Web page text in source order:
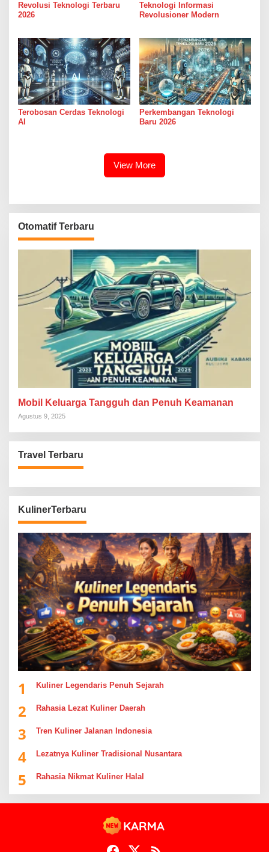
Revolusi Teknologi Terbaru
2026
Teknologi Informasi
Revolusioner Modern
Terobosan Cerdas Teknologi
AI
Perkembangan Teknologi
Baru 2026
View More
Otomatif Terbaru
Mobil Keluarga Tangguh dan Penuh Keamanan
Agustus 9, 2025
Travel Terbaru
KulinerTerbaru
1 Kuliner Legendaris Penuh Sejarah
2 Rahasia Lezat Kuliner Daerah
3 Tren Kuliner Jalanan Indonesia
4 Lezatnya Kuliner Tradisional Nusantara
5 Rahasia Nikmat Kuliner Halal